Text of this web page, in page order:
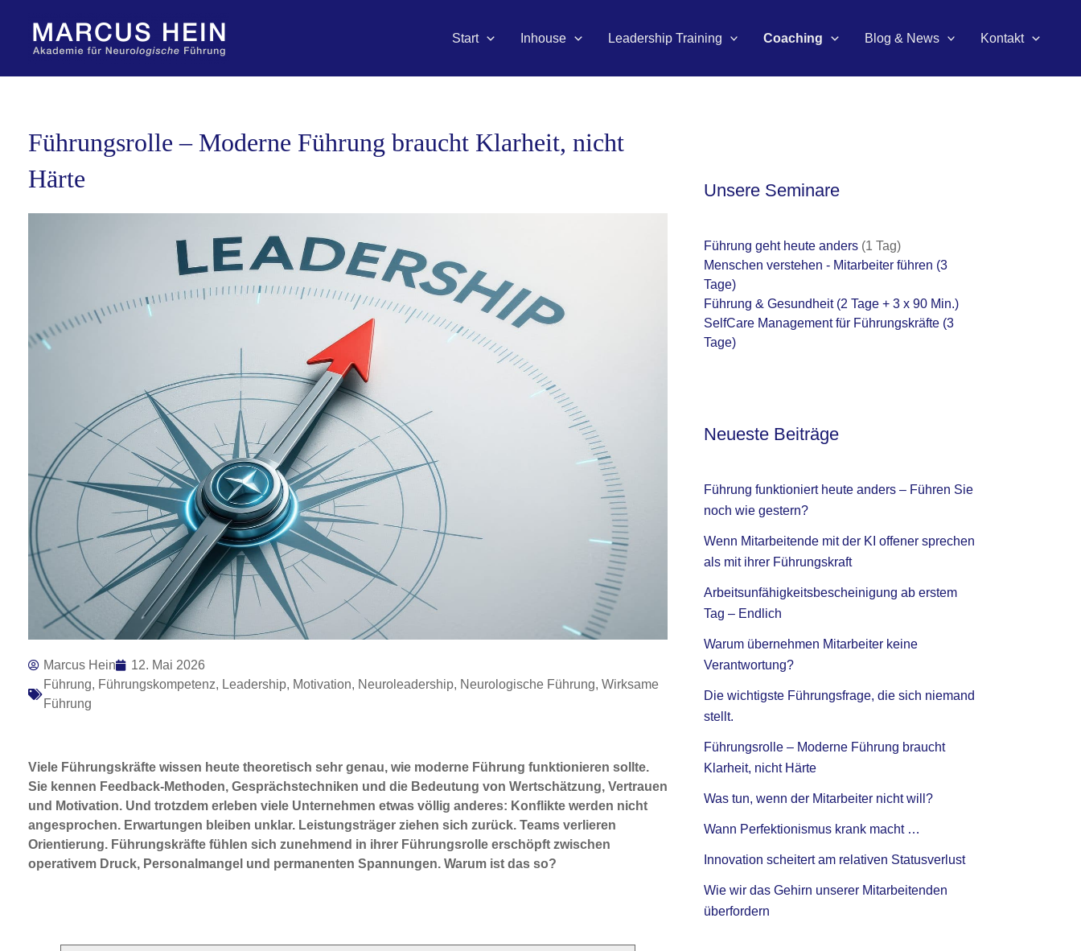
springen
Start Inhouse Leadership Training Coaching Blog & News Kontakt
Führungsrolle – Moderne Führung braucht Klarheit, nicht
Härte
Marcus Hein
12. Mai 2026
Führung, Führungskompetenz, Leadership, Motivation, Neuroleadership, Neurologische Führung, Wirksame
Führung
Viele Führungskräfte wissen heute theoretisch sehr genau, wie moderne Führung funktionieren sollte.
Sie kennen Feedback-Methoden, Gesprächstechniken und die Bedeutung von Wertschätzung, Vertrauen
und Motivation. Und trotzdem erleben viele Unternehmen etwas völlig anderes: Konflikte werden nicht
angesprochen. Erwartungen bleiben unklar. Leistungsträger ziehen sich zurück. Teams verlieren
Orientierung. Führungskräfte fühlen sich zunehmend in ihrer Führungsrolle erschöpft zwischen
operativem Druck, Personalmangel und permanenten Spannungen. Warum ist das so?
Unsere Seminare
Führung geht heute anders (1 Tag)
Menschen verstehen - Mitarbeiter führen (3
Tage)
Führung & Gesundheit(2 Tage + 3 x 90 Min.)
SelfCare Management für Führungskräfte (3
Tage)
Neueste Beiträge
Führung funktioniert heute anders – Führen Sie
noch wie gestern?
Wenn Mitarbeitende mit der KI offener sprechen
als mit ihrer Führungskraft
Arbeitsunfähigkeitsbescheinigung ab erstem
Tag – Endlich
Warum übernehmen Mitarbeiter keine
Verantwortung?
Die wichtigste Führungsfrage, die sich niemand
stellt.
Führungsrolle – Moderne Führung braucht
Klarheit, nicht Härte
Was tun, wenn der Mitarbeiter nicht will?
Wann Perfektionismus krank macht …
Innovation scheitert am relativen Statusverlust
Wie wir das Gehirn unserer Mitarbeitenden
überfordern